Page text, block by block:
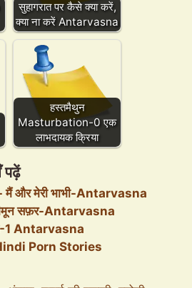
सुहागरात पर कैसे क्या करें,
क्या ना करें Antarvasna
हस्तमैथुन
Masturbation-0 एक
लाभदायक क्रिया
पढ़ें
मैं और मेरी भाभी-Antarvasna
सफ़र-Antarvasna
1 Antarvasna
Hindi Porn Stories